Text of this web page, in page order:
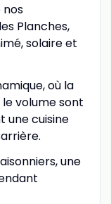
nos
Planches,
solaire et
où la
volume sont
une cuisine
une